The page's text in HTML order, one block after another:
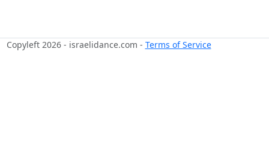
Copyleft 2026 - israelidance.com - Terms of Service